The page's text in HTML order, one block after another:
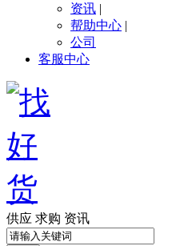
资讯 |
帮助中心 |
公司
客服中心
供应 求购 资讯